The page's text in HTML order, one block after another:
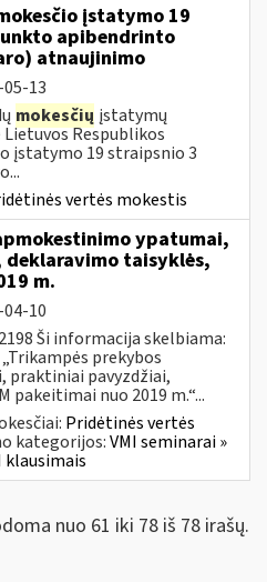
įstatymo 19
apibendrinto
atnaujinimo
13
mokesčių įstatymų
Respublikos
įstatymo 19 straipsnio 3
vertės mokestis
ypatumai,
taisyklės,
m.
10
Ši informacija skelbiama:
prekybos
praktiniai pavyzdžiai,
pakeitimai nuo 2019 m.“...
Pridėtinės vertės
kategorijos:VMI seminarai »
klausimais
nuo 61 iki 78 iš 78 irašų.